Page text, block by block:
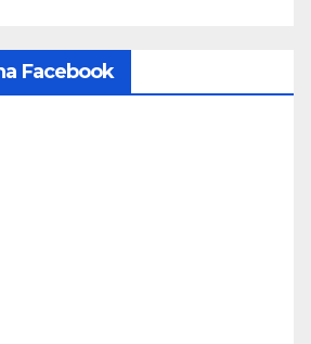
Facebook